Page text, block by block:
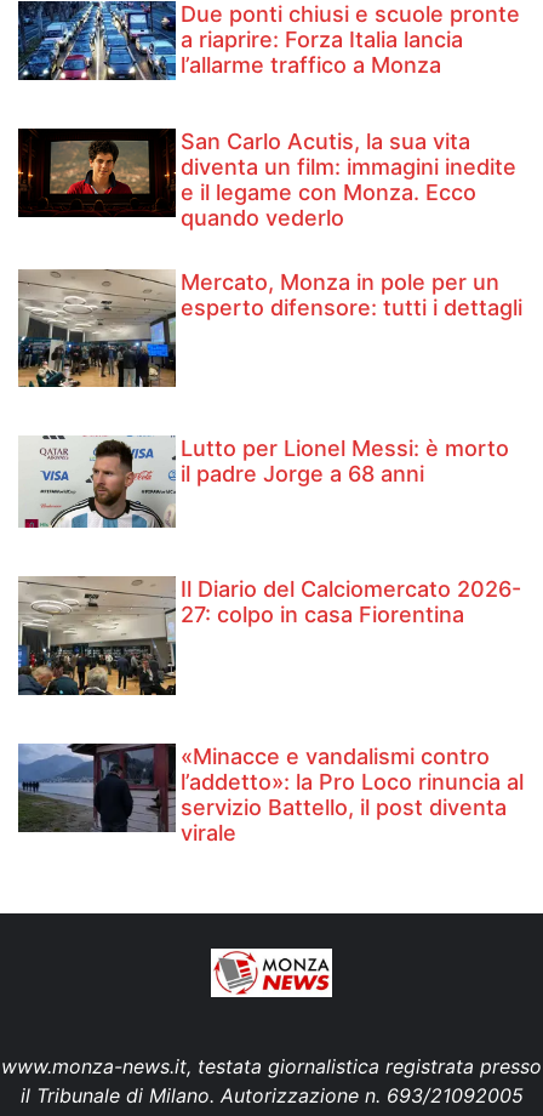
Due ponti chiusi e scuole pronte
a riaprire: Forza Italia lancia
l’allarme traffico a Monza
San Carlo Acutis, la sua vita
diventa un film: immagini inedite
e il legame con Monza. Ecco
quando vederlo
Mercato, Monza in pole per un
esperto difensore: tutti i dettagli
Lutto per Lionel Messi: è morto
il padre Jorge a 68 anni
Il Diario del Calciomercato 2026-
27: colpo in casa Fiorentina
«Minacce e vandalismi contro
l’addetto»: la Pro Loco rinuncia al
servizio Battello, il post diventa
virale
www.monza-news.it, testata giornalistica registrata presso
il Tribunale di Milano. Autorizzazione n. 693/21092005